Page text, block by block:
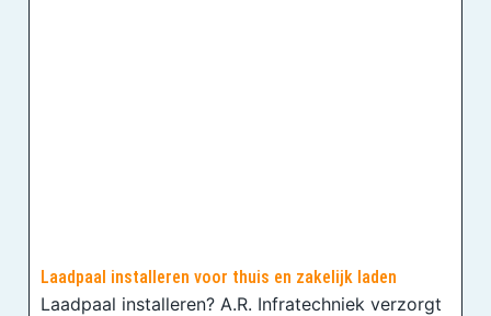
Laadpaal installeren voor thuis en zakelijk laden
Laadpaal installeren? A.R. Infratechniek verzorgt